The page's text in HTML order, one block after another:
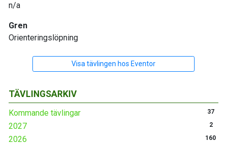
TÄVLINGSARKIV
Kommande tävlingar 37
2027 2
2026 160
n/a
Gren
Orienteringslöpning
Visa tävlingen hos Eventor